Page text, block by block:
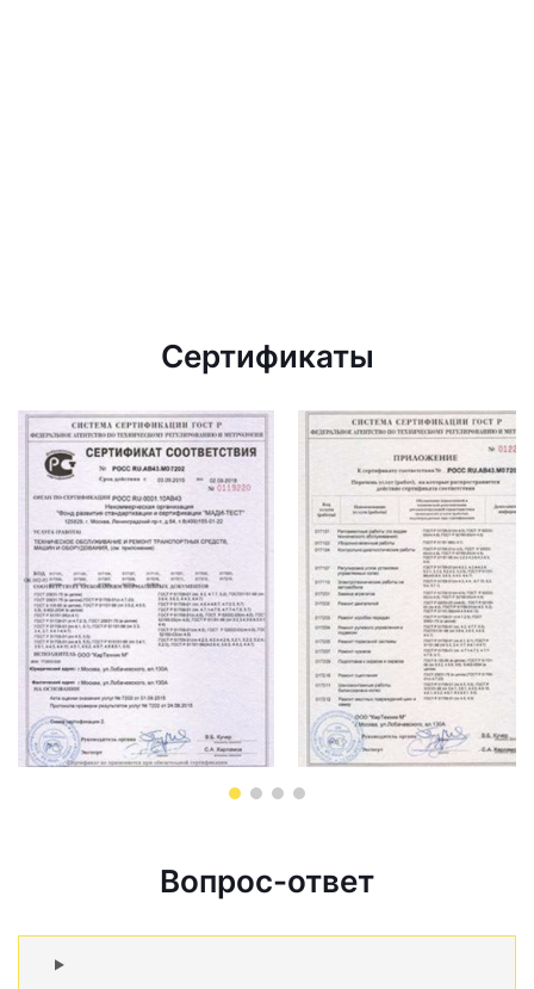
Сертификаты
Вопрос-ответ